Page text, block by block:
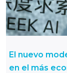
El nuevo
en el más